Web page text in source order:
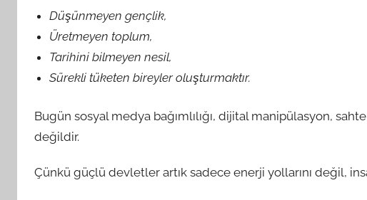
Düşünmeyen gençlik,
Üretmeyen toplum,
Tarihini bilmeyen nesil,
Sürekli tüketen bireyler oluşturmaktır.
Bugün sosyal medya bağımlılığı, dijital manipülasyon,
değildir.
Çünkü güçlü devletler artık sadece enerji yollarını değil,